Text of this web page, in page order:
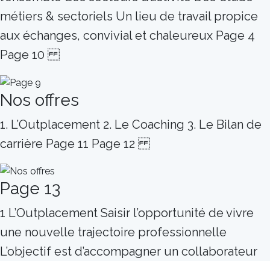
métiers & sectoriels Un lieu de travail propice
aux échanges, convivial et chaleureux Page 4
Page 10
Nos offres
1. L’Outplacement 2. Le Coaching 3. Le Bilan de
carrière Page 11 Page 12
Page 13
1 L’Outplacement Saisir l’opportunité de vivre
une nouvelle trajectoire professionnelle
L’objectif est d’accompagner un collaborateur